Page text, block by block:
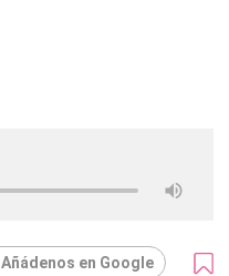
Añádenos en Google